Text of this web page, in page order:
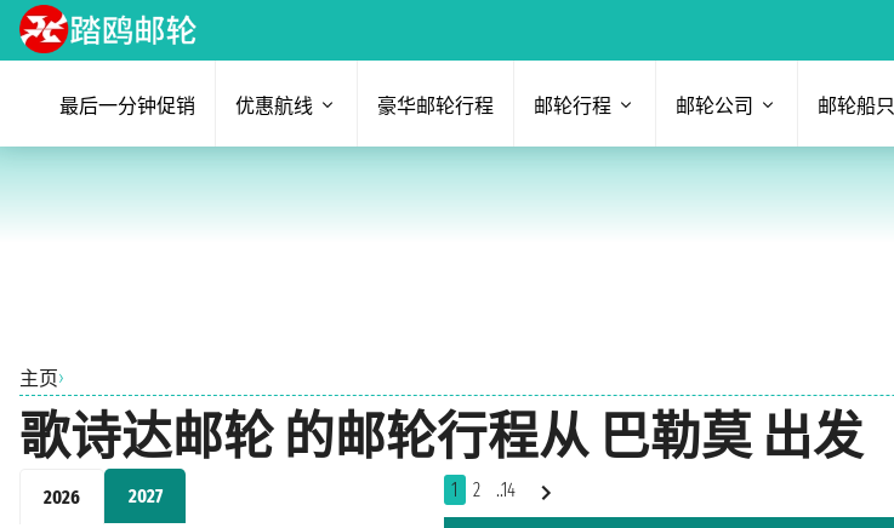
最后一分钟促销 优惠航线 豪华邮轮行程 邮轮行程 邮轮公司 邮轮船只
主页›
歌诗达邮轮 的邮轮行程从 巴勒莫 出发
2026 2027 1 2 ..14